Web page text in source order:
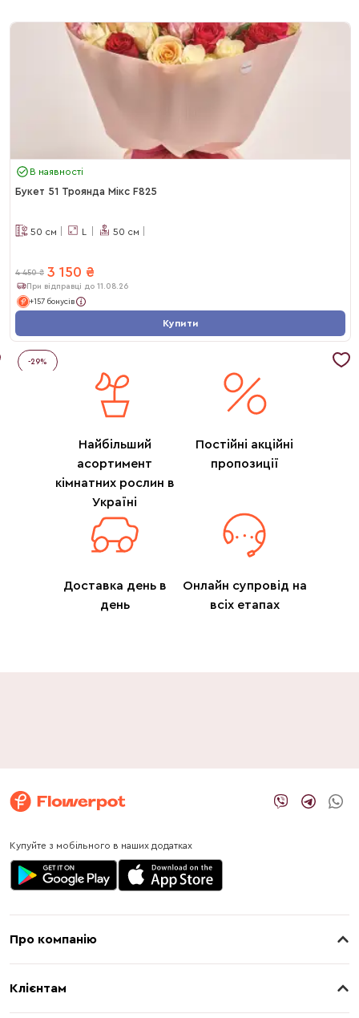
В наявності
Букет 51 Троянда Мікс F825
50 см L 50 см
4 450 ₴ 3 150 ₴
При відправці до 11.08.26
+157 бонусів
Купити
-29%
Найбільший
асортимент
кімнатних рослин в
Україні
Постійні акційні
пропозиції
Доставка день в
день
Онлайн супровід на
всіх етапах
Купуйте з мобільного в наших додатках
Про компанію
Клієнтам